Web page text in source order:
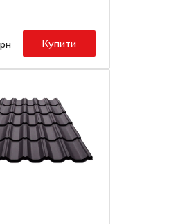
Купити